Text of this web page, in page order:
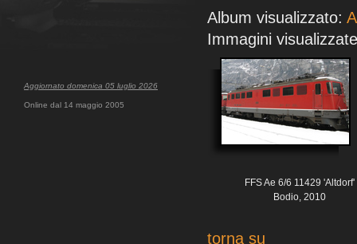
Aggiornato domenica 05 luglio 2026
Online dal 14 maggio 2005
Album visualizzato:
Immagini
FFS Ae 6/6 11429 'Altdorf'
Bodio, 2010
torna su